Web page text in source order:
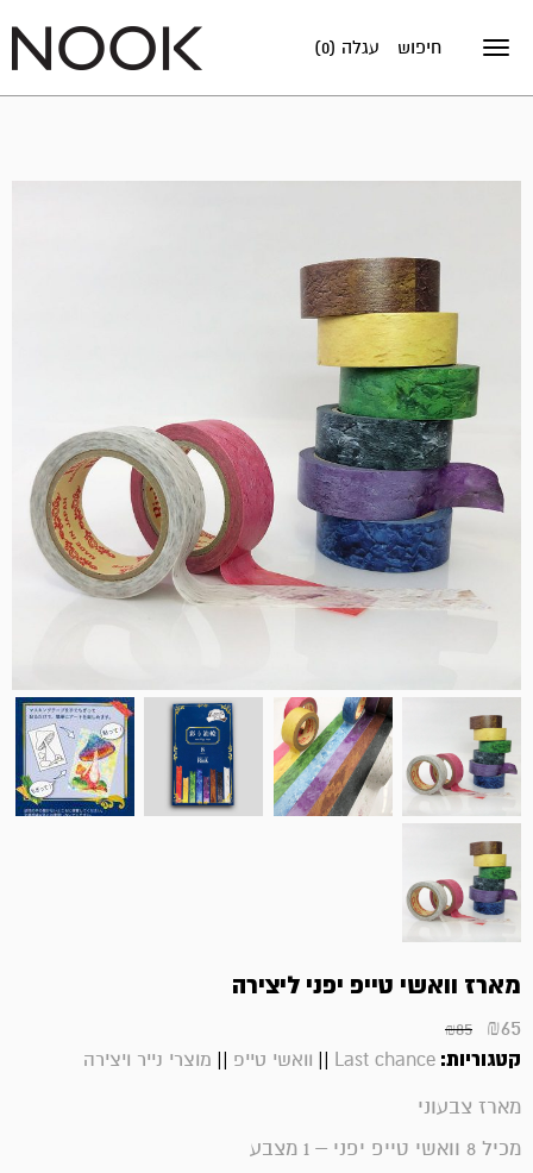
Toggle
עגלה (0) חיפוש
מארז וואשי טייפ יפני ליצירה
₪85 ₪65
קטגוריות: Last chance
|| וואשי טייפ || מוצרי נייר ויצירה
מארז צבעוני
מכיל 8 וואשי טייפ יפני – 1 מצבע